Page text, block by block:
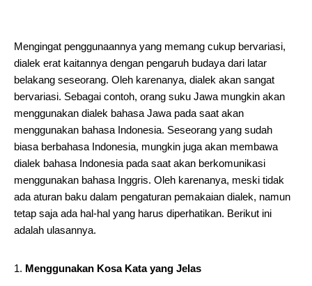
Mengingat penggunaannya yang memang cukup bervariasi,
dialek erat kaitannya dengan pengaruh budaya dari latar
belakang seseorang. Oleh karenanya, dialek akan sangat
bervariasi. Sebagai contoh, orang suku Jawa mungkin akan
menggunakan dialek bahasa Jawa pada saat akan
menggunakan bahasa Indonesia. Seseorang yang sudah
biasa berbahasa Indonesia, mungkin juga akan membawa
dialek bahasa Indonesia pada saat akan berkomunikasi
menggunakan bahasa Inggris. Oleh karenanya, meski tidak
ada aturan baku dalam pengaturan pemakaian dialek, namun
tetap saja ada hal-hal yang harus diperhatikan. Berikut ini
adalah ulasannya.
Menggunakan Kosa Kata yang Jelas